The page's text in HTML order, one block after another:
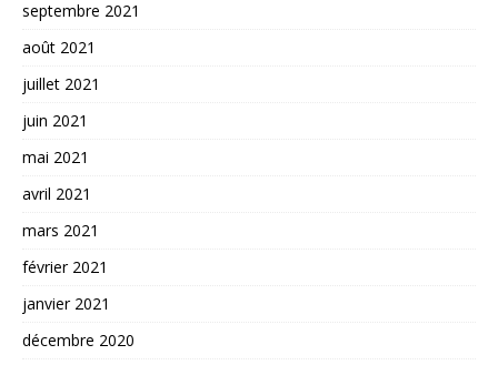
septembre 2021
août 2021
juillet 2021
juin 2021
mai 2021
avril 2021
mars 2021
février 2021
janvier 2021
décembre 2020